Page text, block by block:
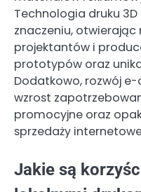
Technologia druku
znaczeniu,
projektantów i
prototypów oraz
Dodatkowo, rozwój
wzrost
promocyjne oraz
sprzedaży
Jakie są